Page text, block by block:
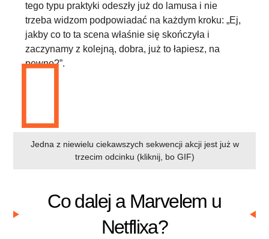
tego typu praktyki odeszły już do lamusa i nie
trzeba widzom podpowiadać na każdym kroku: „Ej,
jakby co to ta scena właśnie się skończyła i
zaczynamy z kolejną, dobra, już to łapiesz, na
pewno?”.
Jedna z niewielu ciekawszych sekwencji akcji jest już w
trzecim odcinku (kliknij, bo GIF)
Co dalej a Marvelem u
Netflixa?